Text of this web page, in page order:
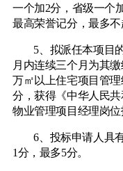
一个加2分，省级一个
最高荣誉记分，最多不
5、拟派任本项目
月内连续三个月为其
万㎡以上住宅项目管
分，获得《中华人民
物业管理项目经理岗位
6、投标申请人具
1分，最多5分。